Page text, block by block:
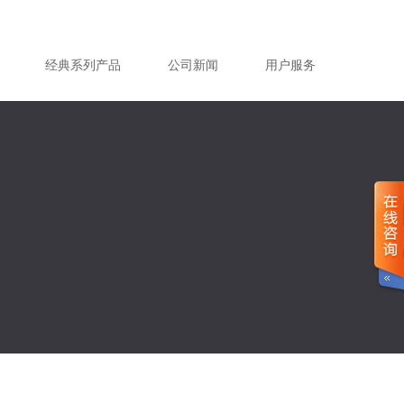
经典系列产品 公司新闻 用户服务